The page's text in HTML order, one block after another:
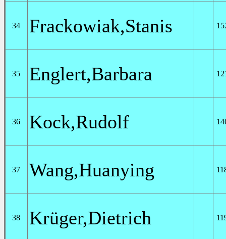
34 Frackowiak,Stanis
35 Englert,Barbara
36 Kock,Rudolf
37 Wang,Huanying
38 Krüger,Dietrich